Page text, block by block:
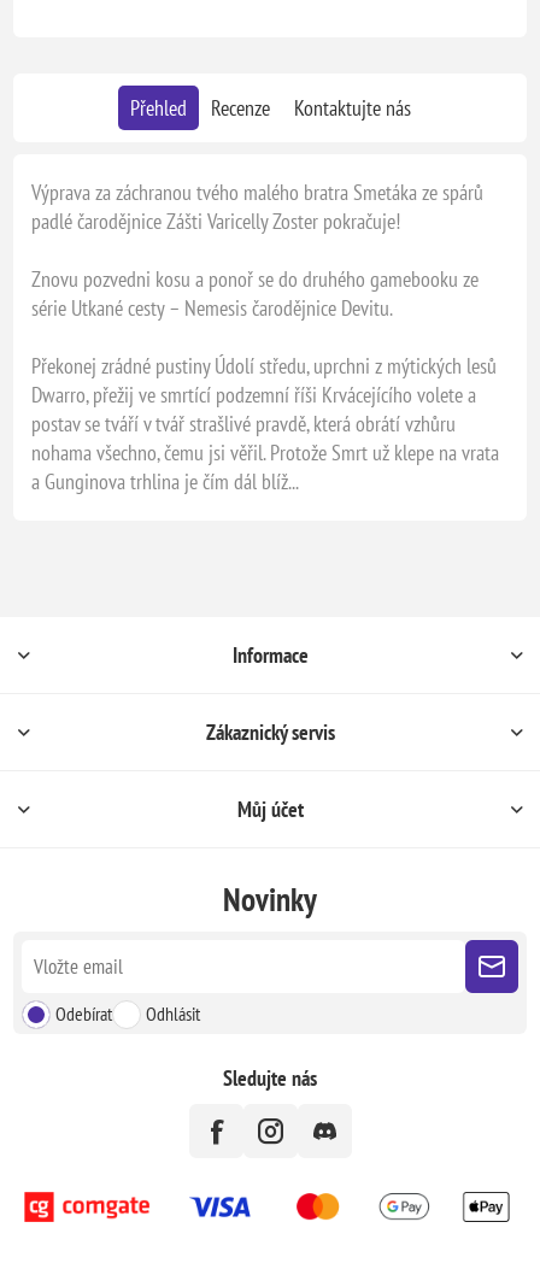
Přehled Recenze Kontaktujte nás
Výprava za záchranou tvého malého bratra Smetáka ze spárů
padlé čarodějnice Zášti Varicelly Zoster pokračuje!
Znovu pozvedni kosu a ponoř se do druhého gamebooku ze
série Utkané cesty –⁠ Nemesis čarodějnice Devitu.
Překonej zrádné pustiny Údolí středu, uprchni z mýtických lesů
Dwarro, přežij ve smrtící podzemní říši Krvácejícího volete a
postav se tváří v tvář strašlivé pravdě, která obrátí vzhůru
nohama všechno, čemu jsi věřil. Protože Smrt už klepe na vrata
a Gunginova trhlina je čím dál blíž...
Informace
Zákaznický servis
Můj účet
Novinky
Odebírat Odhlásit
Sledujte nás